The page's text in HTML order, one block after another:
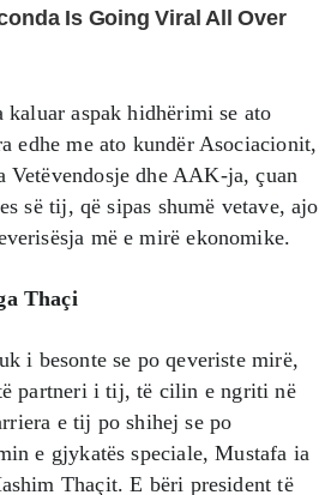
aspak hidhërimi se ato
edhe me ato kundër Asociacionit,
Vetëvendosje dhe AAK-ja, çuan
së tij, që sipas shumë vetave, ajo
më e mirë ekonomike.
Thaçi
i besonte se po qeveriste mirë,
partneri i tij, të cilin e ngriti në
e tij po shihej se po
e gjykatës speciale, Mustafa ia
Thaçit. E bëri president të